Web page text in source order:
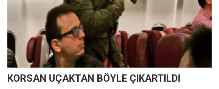
KORSAN UÇAKTAN BÖYLE ÇIKARTILDI